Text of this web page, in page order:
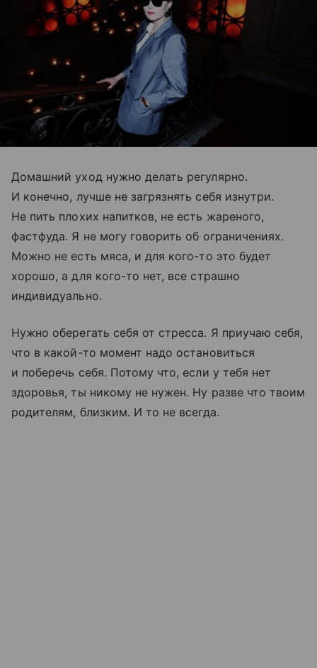
Домашний уход нужно делать регулярно.
И конечно, лучше не загрязнять себя изнутри.
Не пить плохих напитков, не есть жареного,
фастфуда. Я не могу говорить об ограничениях.
Можно не есть мяса, и для кого-то это будет
хорошо, а для кого-то нет, все страшно
индивидуально.
Нужно оберегать себя от стресса. Я приучаю себя,
что в какой-то момент надо остановиться
и поберечь себя. Потому что, если у тебя нет
здоровья, ты никому не нужен. Ну разве что твоим
родителям, близким. И то не всегда.